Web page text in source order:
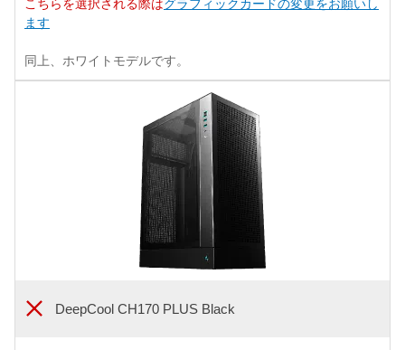
こちらを選択される際はグラフィックカードの変更をお願いし
ます
同上、ホワイトモデルです。
DeepCool CH170 PLUS Black